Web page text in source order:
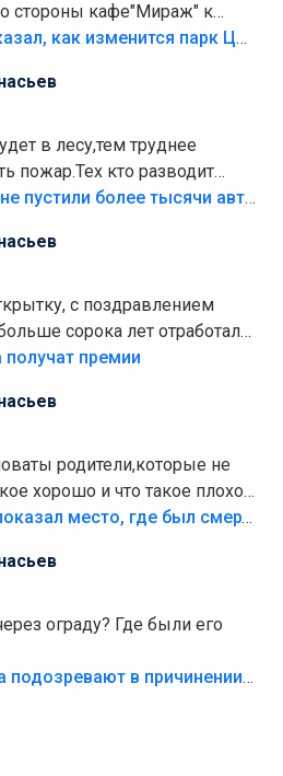
стороны кафе"Мираж" к
то бордюры
еще,видимо,часть
Глава Тольятти рассказал, как изменится парк Центрального района
в лесу,тем труднее
пожар.Тех кто разводит
штрафовать.Камер полно
В тольяттинский лес не пустили более тысячи автомобилей
с поздравлением
сорока лет отработали
премии
родители,которые не
хорошо и что такое плохо!
безумия,есть же
«Попал на пику»: СК показал место, где был смертельно травмирован ребенок в Тольятти
ограду? Где были его
В Тольятти охранника подозревают в причинении смерти ребенку